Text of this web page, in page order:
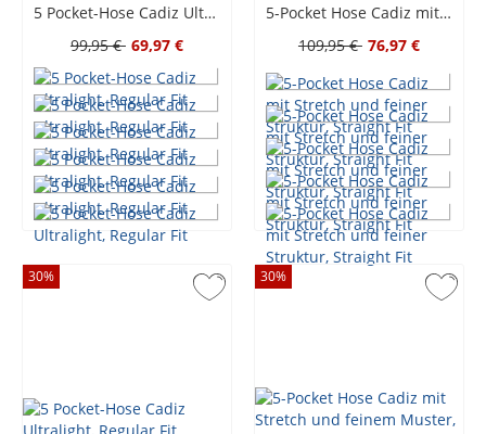
5 Pocket-Hose Cadiz Ultralight, Regular Fit
99,95 € 69,97 €
5-Pocket Hose Cadiz mit Stretch und feiner Struktur, Straight Fit
109,95 € 76,97 €
30% 30%